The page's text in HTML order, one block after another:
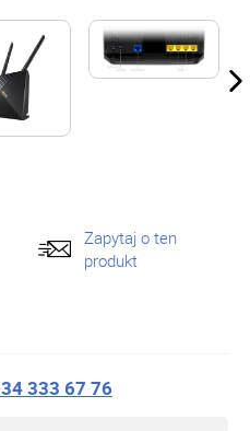
Zapytaj o ten
produkt
34 333 67 76